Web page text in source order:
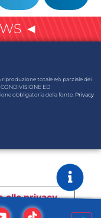
◄
riproduzione totale e/o parziale dei
ED
obbligatoria della fonte. Privacy
alla privacy